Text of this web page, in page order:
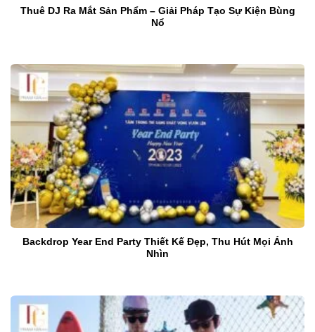
Thuê DJ Ra Mắt Sản Phẩm – Giải Pháp Tạo Sự Kiện Bùng
Nổ
Backdrop Year End Party Thiết Kế Đẹp, Thu Hút Mọi Ánh
Nhìn